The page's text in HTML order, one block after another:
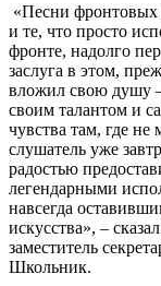
«Песни фронтовых
и те, что просто
фронте, надолго
заслуга в этом,
вложил свою душу
своим талантом и
чувства там, где
слушатель уже
радостью
легендарными
навсегда
искусства», –
заместитель
Школьник.